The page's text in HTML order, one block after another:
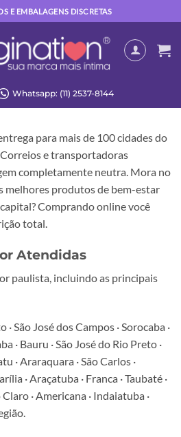
E EMBALAGENS DISCRETAS
Whatsapp: (11) 2537-8144
para mais de 100 cidades do
e transportadoras
completamente neutra. Mora no
melhores produtos de bem-estar
Comprando online você
total.
Atendidas
paulista, incluindo as principais
São José dos Campos · Sorocaba ·
· Bauru · São José do Rio Preto ·
· Araraquara · São Carlos ·
· Araçatuba · Franca · Taubaté ·
· Americana · Indaiatuba ·